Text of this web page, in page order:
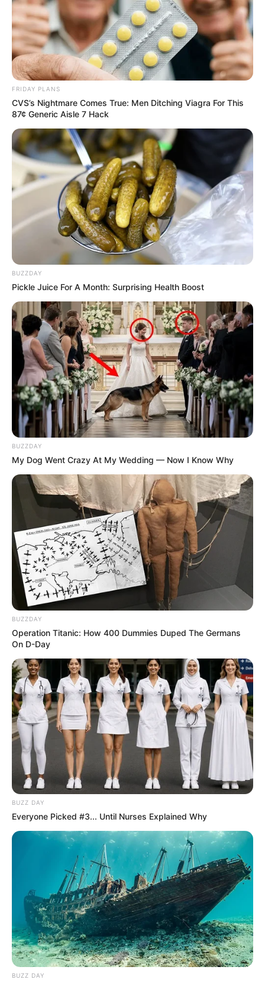
FRIDAY PLANS
CVS’s Nightmare Comes True: Men Ditching Viagra For This
87¢ Generic Aisle 7 Hack
BUZZDAY
Pickle Juice For A Month: Surprising Health Boost
BUZZDAY
My Dog Went Crazy At My Wedding — Now I Know Why
BUZZDAY
Operation Titanic: How 400 Dummies Duped The Germans
On D-Day
BUZZ DAY
Everyone Picked #3... Until Nurses Explained Why
BUZZ DAY